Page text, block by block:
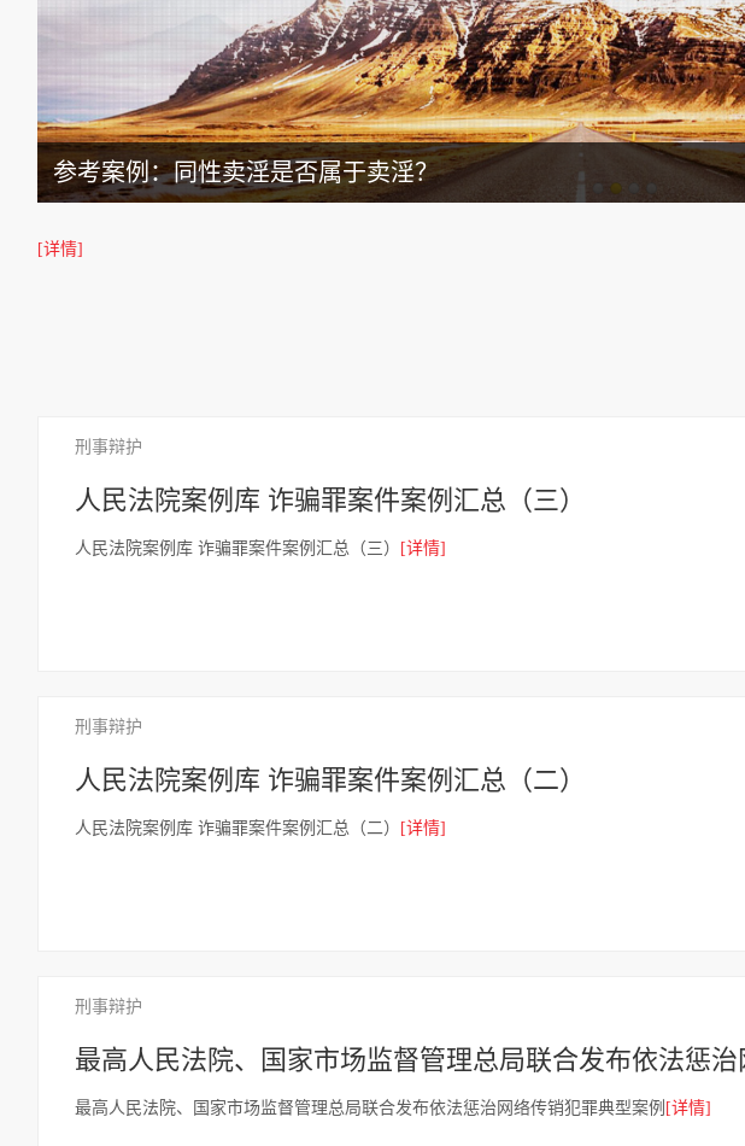
参考案例：同性卖淫是否属于卖淫？
[详情]
刑事辩护
人民法院案例库 诈骗罪案件案例汇总（三）
人民法院案例库 诈骗罪案件案例汇总（三） [详情]
刑事辩护
人民法院案例库 诈骗罪案件案例汇总（二）
人民法院案例库 诈骗罪案件案例汇总（二） [详情]
刑事辩护
最高人民法院、国家市场监督管理总局联合发布依法惩
最高人民法院、国家市场监督管理总局联合发布依法惩治网络传销犯罪典型案例 [详情]